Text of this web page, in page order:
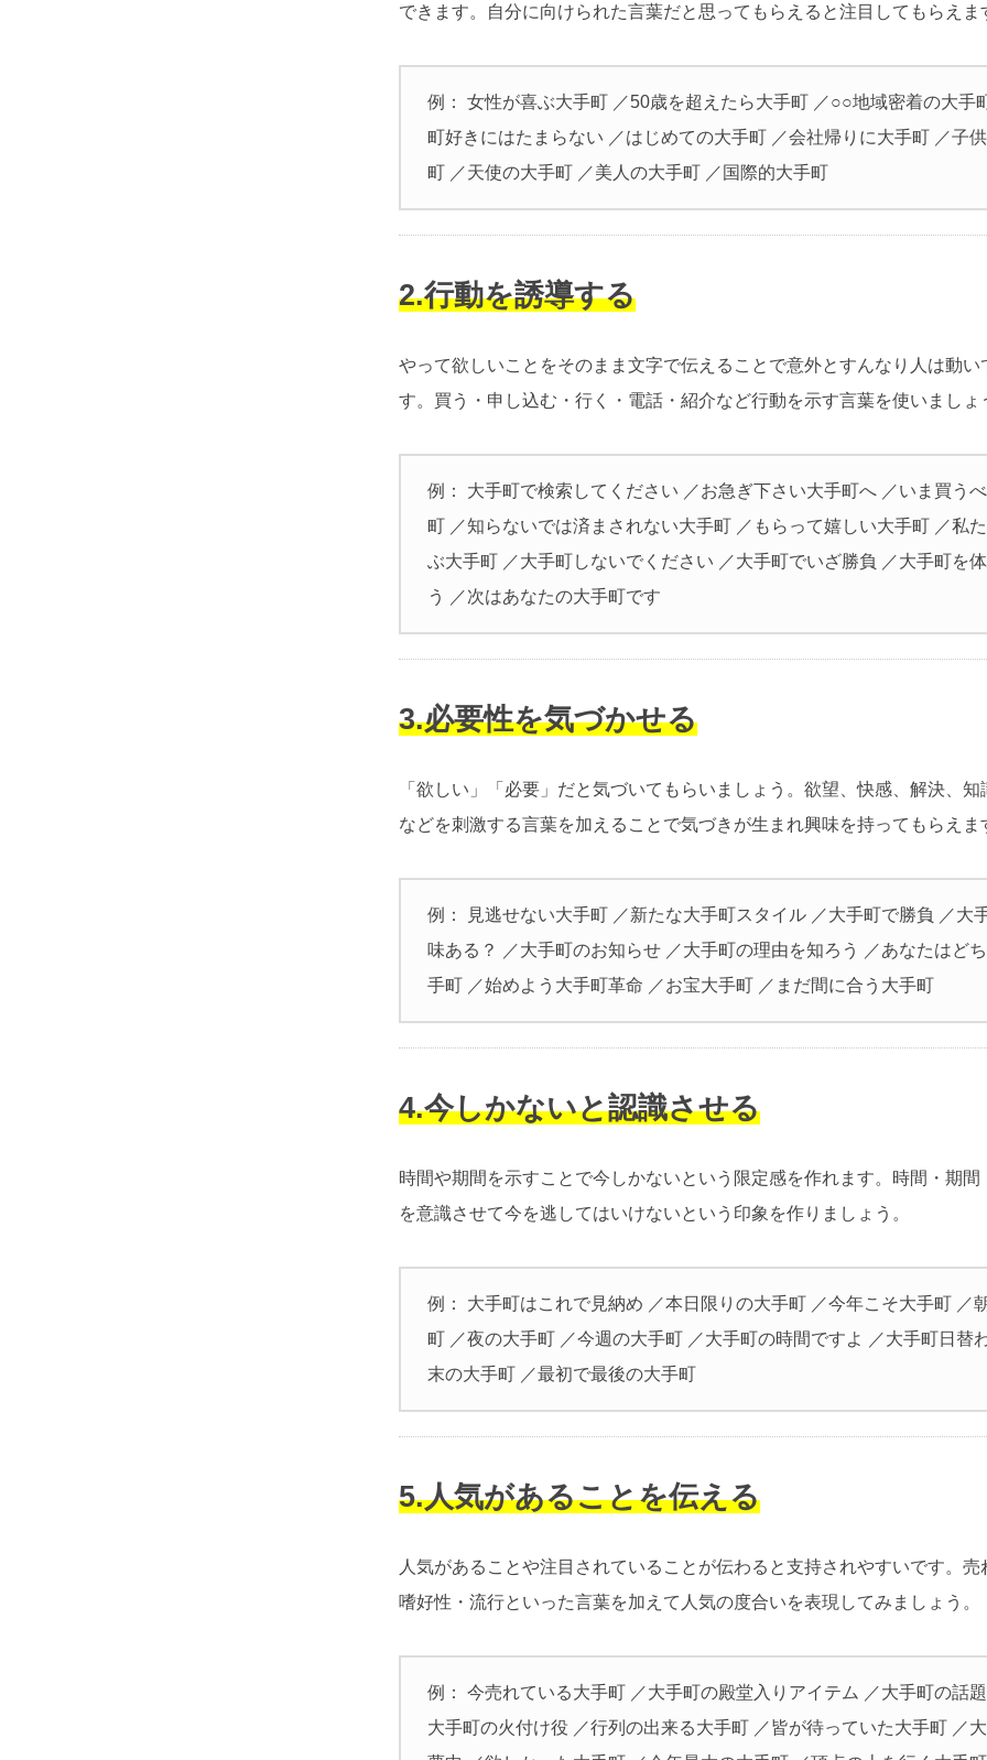
できます。自分に向けられた言葉だと思ってもらえると注目してもらえま
例： 女性が喜ぶ大手町 ／50歳を超えたら大手町 ／○○地域密着の大手
町好きにはたまらない ／はじめての大手町 ／会社帰りに大手町 ／子
町 ／天使の大手町 ／美人の大手町 ／国際的大手町
2.行動を誘導する
やって欲しいことをそのまま文字で伝えることで意外とすんなり人は動い
す。買う・申し込む・行く・電話・紹介など行動を示す言葉を使いましょ
例： 大手町で検索してください ／お急ぎ下さい大手町へ ／いま買う
町 ／知らないでは済まされない大手町 ／もらって嬉しい大手町 ／私
ぶ大手町 ／大手町しないでください ／大手町でいざ勝負 ／大手町を
う ／次はあなたの大手町です
3.必要性を気づかせる
「欲しい」「必要」だと気づいてもらいましょう。欲望、快感、解決、知
などを刺激する言葉を加えることで気づきが生まれ興味を持ってもらえま
例： 見逃せない大手町 ／新たな大手町スタイル ／大手町で勝負 ／大
味ある？ ／大手町のお知らせ ／大手町の理由を知ろう ／あなたはど
手町 ／始めよう大手町革命 ／お宝大手町 ／まだ間に合う大手町
4.今しかないと認識させる
時間や期間を示すことで今しかないという限定感を作れます。時間・期間
を意識させて今を逃してはいけないという印象を作りましょう。
例： 大手町はこれで見納め ／本日限りの大手町 ／今年こそ大手町 ／
町 ／夜の大手町 ／今週の大手町 ／大手町の時間ですよ ／大手町日替
末の大手町 ／最初で最後の大手町
5.人気があることを伝える
人気があることや注目されていることが伝わると支持されやすいです。売
嗜好性・流行といった言葉を加えて人気の度合いを表現してみましょう。
例： 今売れている大手町 ／大手町の殿堂入りアイテム ／大手町の話
大手町の火付け役 ／行列の出来る大手町 ／皆が待っていた大手町 ／